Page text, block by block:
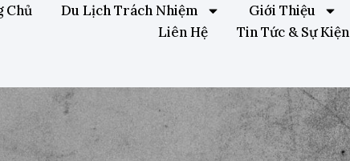
Chủ Du Lịch Trách Nhiệm
Giới Thiệu
Liên Hệ
Tin Tức & Sự Kiện